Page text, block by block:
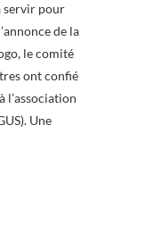
servir pour
de la
le comité
ont confié
l’association
Une